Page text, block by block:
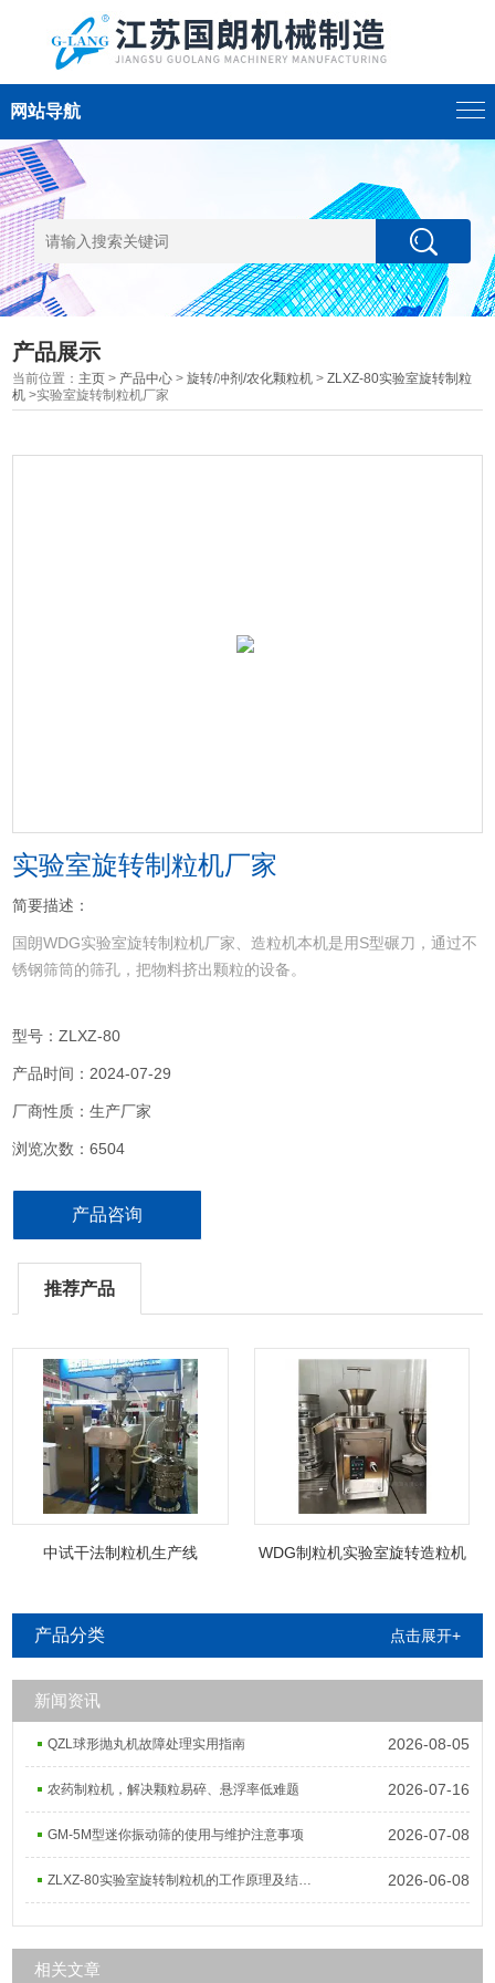
网站导航
产品展示
当前位置： 主页 > 产品中心 >旋转/冲剂/农化颗粒机 >ZLXZ-80实验室旋转制粒
机 >实验室旋转制粒机厂家
实验室旋转制粒机厂家
简要描述：
国朗WDG实验室旋转制粒机厂家、造粒机本机是用S型碾刀，通过不
锈钢筛筒的筛孔，把物料挤出颗粒的设备。
型号：ZLXZ-80
产品时间：2024-07-29
厂商性质：生产厂家
浏览次数：6504
产品咨询
推荐产品
中试干法制粒机生产线 WDG制粒机实验室旋转造粒机
产品分类 点击展开+
新闻资讯
QZL球形抛丸机故障处理实用指南 2026-08-05
农药制粒机，解决颗粒易碎、悬浮率低难题 2026-07-16
GM-5M型迷你振动筛的使用与维护注意事项 2026-07-08
ZLXZ-80实验室旋转制粒机的工作原理及结构组成 2026-06-08
相关文章